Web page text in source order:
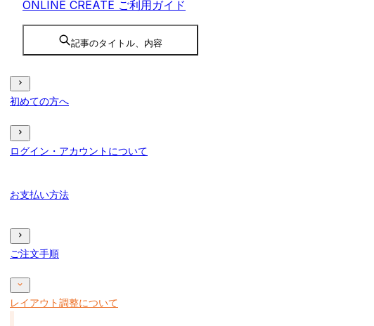
ONLINE CREATE ご利用ガイド
記事のタイトル、内容
初めての方へ
ログイン・アカウントについて
お支払い方法
ご注文手順
レイアウト調整について